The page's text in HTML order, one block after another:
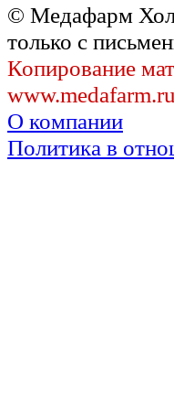
© Медафарм
только с
Копирование
О компании
Политика в